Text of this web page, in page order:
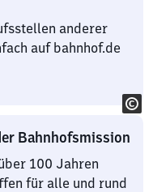
anderer
auf bahnhof.de
Bahnhofsmission
100 Jahren
für alle und rund